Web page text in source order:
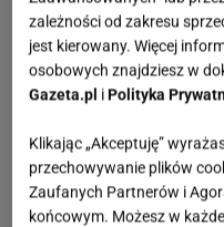
zależności od zakresu
jest kierowany. Więcej
osobowych znajdziesz w
Gazeta.pl i Polityka
Klikając „Akceptuję”
przechowywanie plików
Zaufanych Partnerów i
końcowym. Możesz w